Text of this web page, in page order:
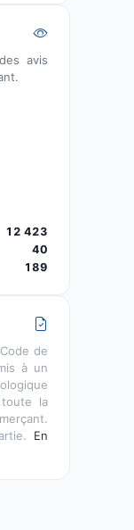
avis
12 423
40
189
de
à un
la
En